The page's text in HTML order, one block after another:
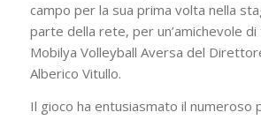
campo per la sua prima volta nella
parte della rete, per un’amichevole
Mobilya Volleyball Aversa del
Alberico Vitullo.
Il gioco ha entusiasmato il numeroso